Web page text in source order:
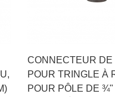
CONNECTEUR DE
POUR TRINGLE À
POUR PÔLE DE ¾"